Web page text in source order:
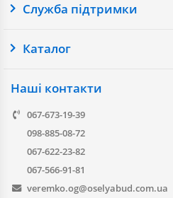
Служба підтримки
Каталог
Наші контакти
067-673-19-39
098-885-08-72
067-622-23-82
067-566-91-81
veremko.og@oselyabud.com.ua